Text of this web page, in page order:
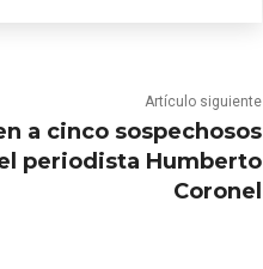
Artículo siguiente
a cinco sospechosos
periodista Humberto
Coronel